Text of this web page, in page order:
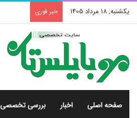
یکشنبه, 18 مرداد 1405 خبر فوری
صفحه اصلی اخبار بررسی‌ تخصصی